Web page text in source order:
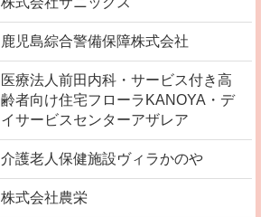
鹿児島綜合警備保障株式会社
医療法人前田内科・サービス付き高
齢者向け住宅フローラKANOYA・デ
イサービスセンターアザレア
介護老人保健施設ヴィラかのや
株式会社農栄